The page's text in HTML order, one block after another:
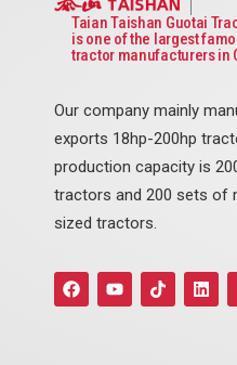
Taian Taishan Guotai
is one of the largest
tractor manufacturers in
Our company mainly
exports 18hp-200hp
production capacity is
tractors and 200 sets of
sized tractors.
F
a
c
Y
o
u
T
i
k
L
i
n